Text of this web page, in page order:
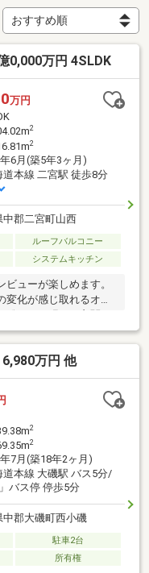
0,000万円 4SLDK
万円
2
2
6月(築5年3ヶ月)
道本線 二宮駅 徒歩8分
中郡二宮町山西
ルーフバルコニー
システムキッチン
ューが楽しめます。
化が感じ取れるオン
されています。間取り
、寝室は日の出の朝日
ルコニーの広さは約
をお探しの方にお薦め
万円 他
2
2
7月(築18年2ヶ月)
道本線 大磯駅 バス5分/
バス停 停歩5分
中郡大磯町西小磯
駐車2台
所有権